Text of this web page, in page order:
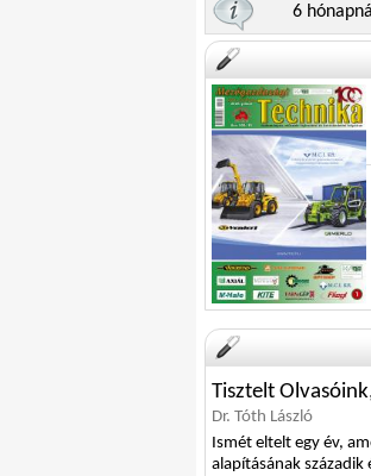
6
Tisztelt
Dr. Tóth László
Ismét eltelt egy év,
alapításának